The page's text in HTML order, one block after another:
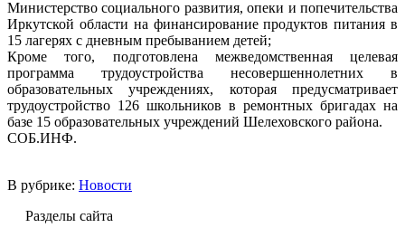
Министерство социального развития, опеки и попечительства
Иркутской области на финансирование продуктов питания в
15 лагерях с дневным пребыванием детей;
Кроме того, подготовлена межведомственная целевая
программа трудоустройства несовершеннолетних в
образовательных учреждениях, которая предусматривает
трудоустройство 126 школьников в ремонтных бригадах на
базе 15 образовательных учреждений Шелеховского района.
СОБ.ИНФ.
В рубрике: Новости
Разделы сайта